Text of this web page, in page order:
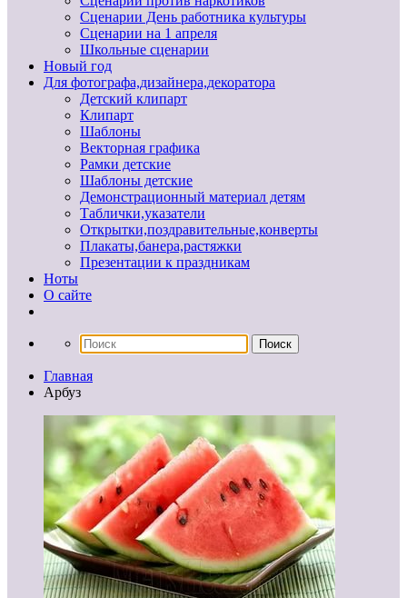
Сценарии День работника культуры
Сценарии на 1 апреля
Школьные сценарии
Новый год
Для фотографа,дизайнера,декоратора
Детский клипарт
Клипарт
Шаблоны
Векторная графика
Рамки детские
Шаблоны детские
Демонстрационный материал детям
Таблички,указатели
Открытки,поздравительные,конверты
Плакаты,банера,растяжки
Презентации к праздникам
Ноты
О сайте
Главная
Арбуз